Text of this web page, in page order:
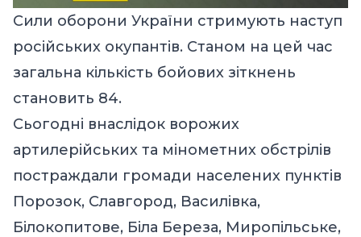
Сили оборони України стримують наступ
російських окупантів. Станом на цей час
загальна кількість бойових зіткнень
становить 84.
Сьогодні внаслідок ворожих
артилерійських та мінометних обстрілів
постраждали громади населених пунктів
Порозок, Славгород, Василівка,
Білокопитове, Біла Береза, Миропільське,